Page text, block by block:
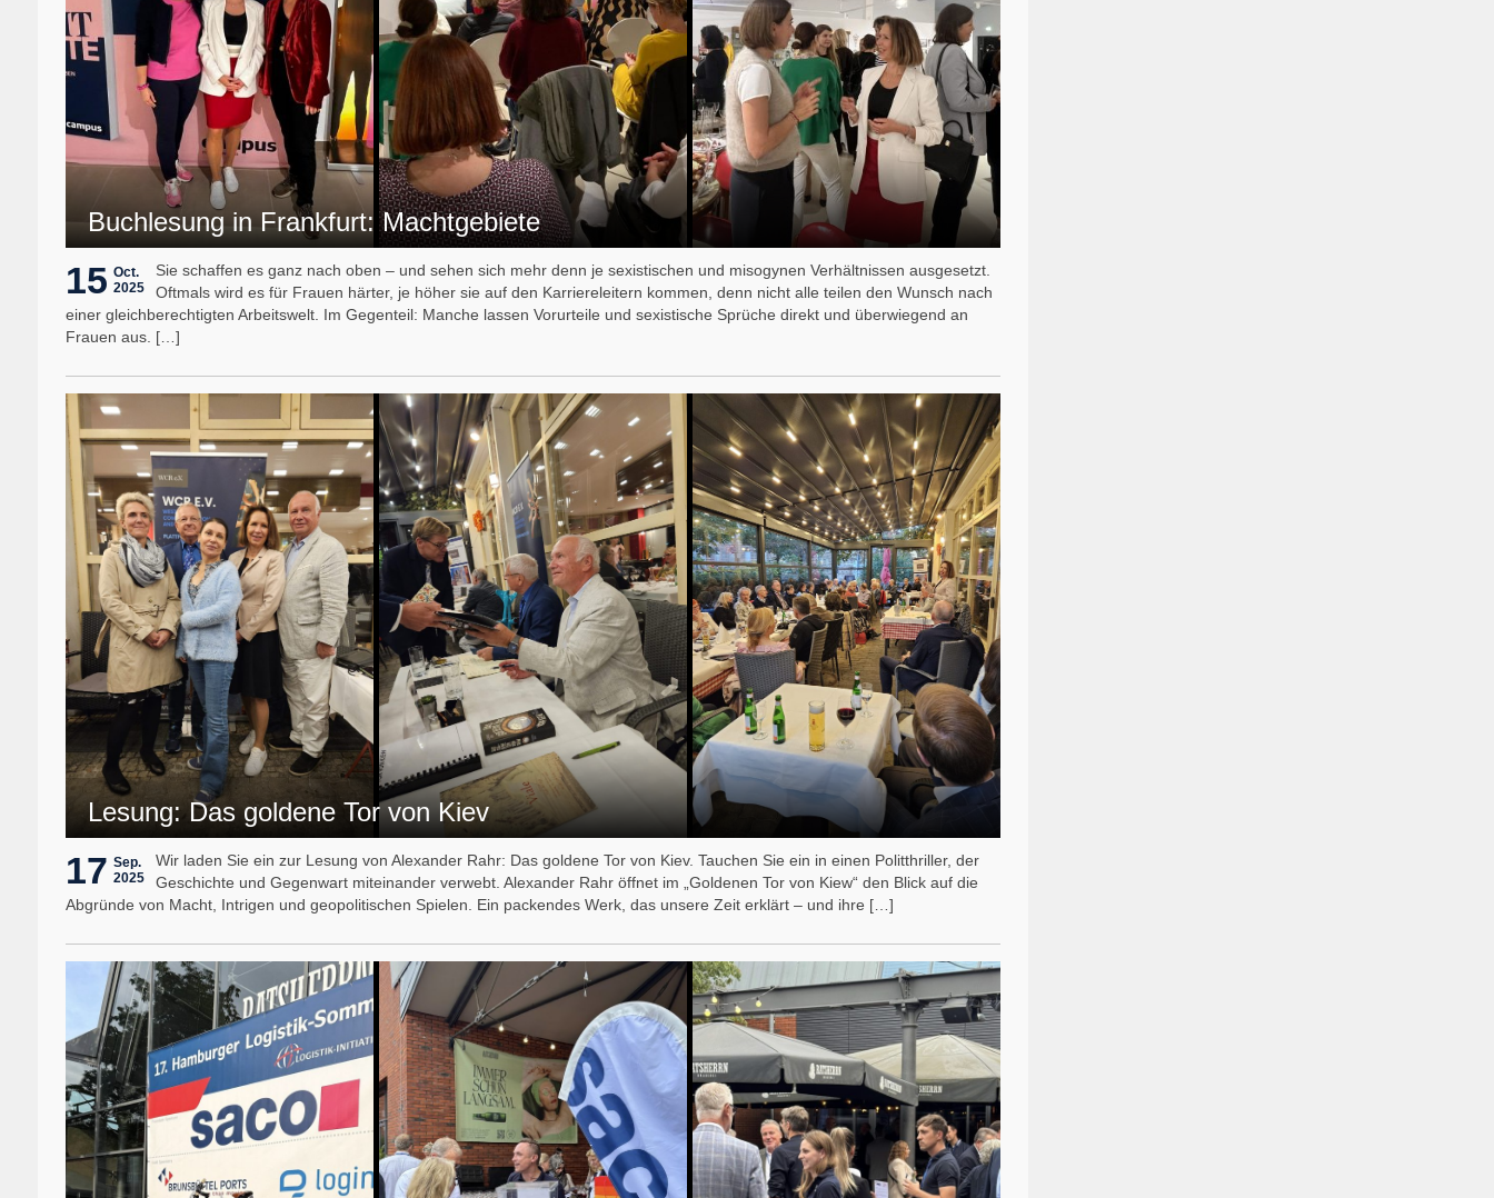
Buchlesung in Frankfurt: Machtgebiete
15 Oct.
2025
Sie schaffen es ganz nach oben – und sehen sich mehr denn je sexistischen und misogynen Verhältnissen ausgesetzt.
Oftmals wird es für Frauen härter, je höher sie auf den Karriereleitern kommen, denn nicht alle teilen den Wunsch nach
einer gleichberechtigten Arbeitswelt. Im Gegenteil: Manche lassen Vorurteile und sexistische Sprüche direkt und überwiegend an
Frauen aus. […]
Lesung: Das goldene Tor von Kiev
17 Sep.
2025
Wir laden Sie ein zur Lesung von Alexander Rahr: Das goldene Tor von Kiev. Tauchen Sie ein in einen Politthriller, der
Geschichte und Gegenwart miteinander verwebt. Alexander Rahr öffnet im „Goldenen Tor von Kiew“ den Blick auf die
Abgründe von Macht, Intrigen und geopolitischen Spielen. Ein packendes Werk, das unsere Zeit erklärt – und ihre […]